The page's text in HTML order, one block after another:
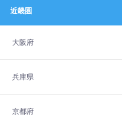
近畿圏
大阪府
兵庫県
京都府